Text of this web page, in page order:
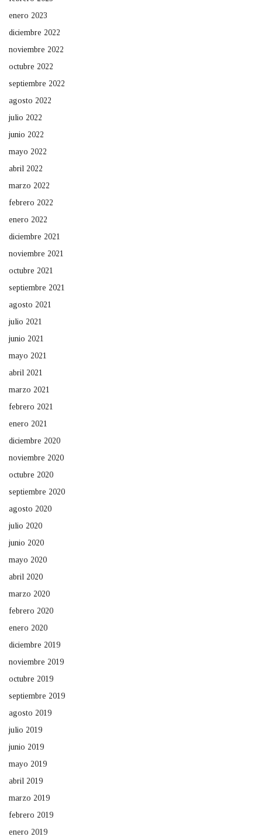
enero 2023
diciembre 2022
noviembre 2022
octubre 2022
septiembre 2022
agosto 2022
julio 2022
junio 2022
mayo 2022
abril 2022
marzo 2022
febrero 2022
enero 2022
diciembre 2021
noviembre 2021
octubre 2021
septiembre 2021
agosto 2021
julio 2021
junio 2021
mayo 2021
abril 2021
marzo 2021
febrero 2021
enero 2021
diciembre 2020
noviembre 2020
octubre 2020
septiembre 2020
agosto 2020
julio 2020
junio 2020
mayo 2020
abril 2020
marzo 2020
febrero 2020
enero 2020
diciembre 2019
noviembre 2019
octubre 2019
septiembre 2019
agosto 2019
julio 2019
junio 2019
mayo 2019
abril 2019
marzo 2019
febrero 2019
enero 2019